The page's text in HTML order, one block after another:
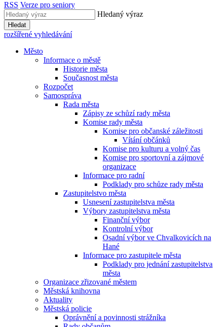
RSS Verze pro seniory
Hledaný výraz
Hledat
rozšířené vyhledávání
Město
Informace o městě
Historie města
Současnost města
Rozpočet
Samospráva
Rada města
Zápisy ze schůzí rady města
Komise rady města
Komise pro občanské záležitosti
Vítání občánků
Komise pro kulturu a volný čas
Komise pro sportovní a zájmové
organizace
Informace pro radní
Podklady pro schůze rady města
Zastupitelstvo města
Usnesení zastupitelstva města
Výbory zastupitelstva města
Finanční výbor
Kontrolní výbor
Osadní výbor ve Chvalkovicích na
Hané
Informace pro zastupitele města
Podklady pro jednání zastupitelstva
města
Organizace zřizované městem
Městská knihovna
Aktuality
Městská policie
Oprávnění a povinnosti strážníka